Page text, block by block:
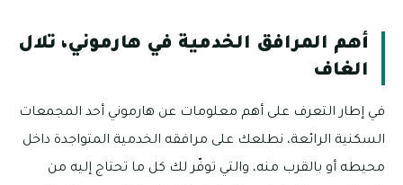
أهم المرافق الخدمية في هارموني، تلال
الغاف
في إطار التعرف على أهم معلومات عن هارموني أحد المجمعات
السكنية الرائعة، نطلعك على مرافقه الخدمية المتواجدة داخل
محيطه أو بالقرب منه، والتي توفّر لك كل ما تحتاج إليه من